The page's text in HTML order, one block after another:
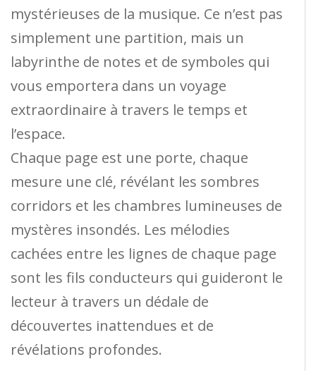
mystérieuses de la musique. Ce n’est pas
simplement une partition, mais un
labyrinthe de notes et de symboles qui
vous emportera dans un voyage
extraordinaire à travers le temps et
l’espace.
Chaque page est une porte, chaque
mesure une clé, révélant les sombres
corridors et les chambres lumineuses de
mystères insondés. Les mélodies
cachées entre les lignes de chaque page
sont les fils conducteurs qui guideront le
lecteur à travers un dédale de
découvertes inattendues et de
révélations profondes.